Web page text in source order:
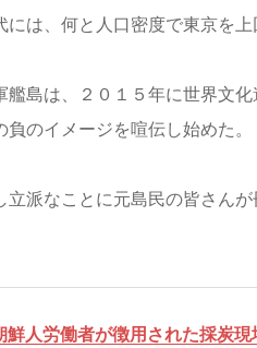
には、何と人口密度で東京を上
艦島は、２０１５年に世界文
負のイメージを喧伝し始めた。
立派なことに元島民の皆さん
鮮人労働者が徴用された採炭